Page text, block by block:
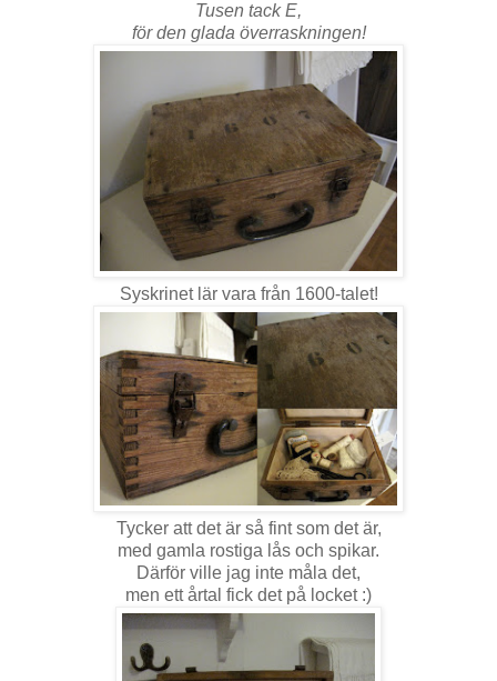
Tusen tack E,
för den glada överraskningen!
Syskrinet lär vara från 1600-talet!
Tycker att det är så fint som det är,
med gamla rostiga lås och spikar.
Därför ville jag inte måla det,
men ett årtal fick det på locket :)